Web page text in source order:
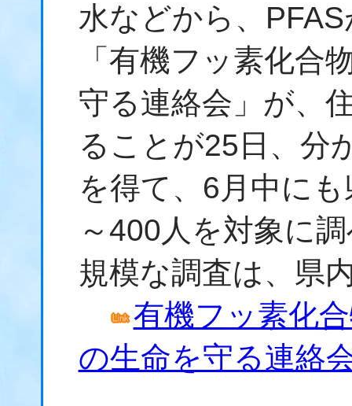
水などから、
「有機フッ素化合
守る連絡会」が、
ることが25日、分
を得て、6月中に
～400人を対象に
規模な調査は、県
有機フッ素化
の生命を守る連絡